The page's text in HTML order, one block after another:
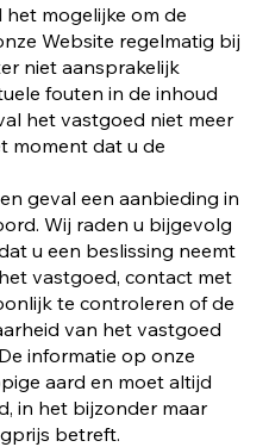
mogelijke om de
Website regelmatig bij
niet aansprakelijk
fouten in de inhoud
het vastgoed niet meer
moment dat u de
geval een aanbieding in
Wij raden u bijgevolg
u een beslissing neemt
vastgoed, contact met
te controleren of de
van het vastgoed
informatie op onze
aard en moet altijd
in het bijzonder maar
betreft.